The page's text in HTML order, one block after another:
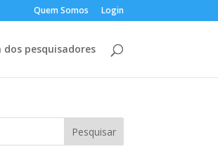
Quem Somos Login
dos pesquisadores